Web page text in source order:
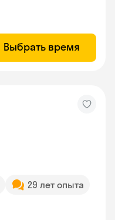
Выбрать время
29 лет опыта